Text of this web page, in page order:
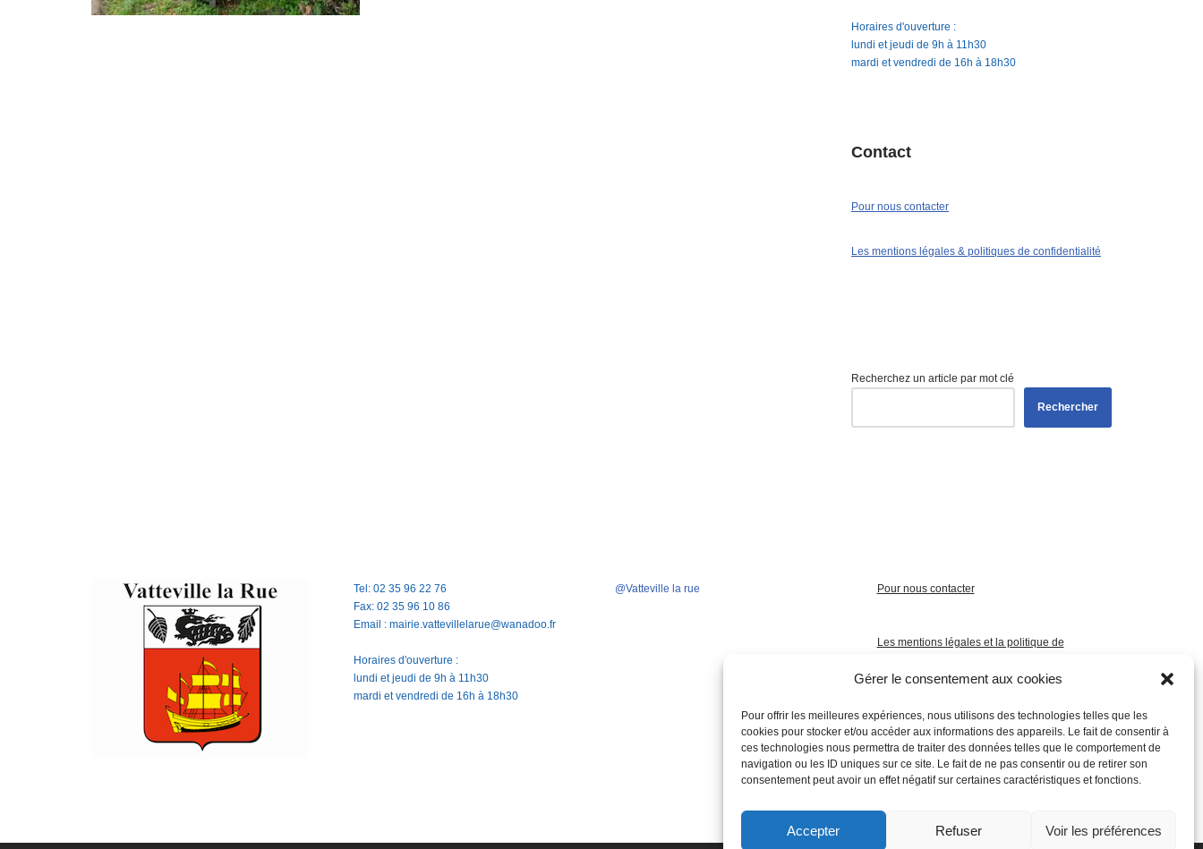
Gérer le consentement aux cookies
Pour offrir les meilleures expériences, nous utilisons des technologies telles que les
cookies pour stocker et/ou accéder aux informations des appareils. Le fait de consentir à
ces technologies nous permettra de traiter des données telles que le comportement de
navigation ou les ID uniques sur ce site. Le fait de ne pas consentir ou de retirer son
consentement peut avoir un effet négatif sur certaines caractéristiques et fonctions.
Accepter Refuser Voir les préférences
Horaires d'ouverture :
lundi et jeudi de 9h à 11h30
mardi et vendredi de 16h à 18h30
Contact
Pour nous contacter
Les mentions légales & politiques de confidentialité
Recherchez un article par mot clé
Rechercher
Tel: 02 35 96 22 76
Fax: 02 35 96 10 86
Email : mairie.vattevillelarue@wanadoo.fr
Horaires d'ouverture :
lundi et jeudi de 9h à 11h30
mardi et vendredi de 16h à 18h30
@Vatteville la rue Pour nous contacter
Les mentions légales et la politique de